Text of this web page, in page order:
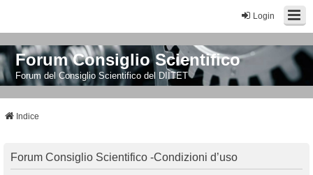
Login
Forum Consiglio Scientifico
Forum del Consiglio Scientifico del DIITET
Indice
Forum Consiglio Scientifico -Condizioni d’uso